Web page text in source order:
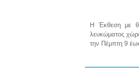
Η Έκθεση με
λευκώματος
την Πέμπτη 9